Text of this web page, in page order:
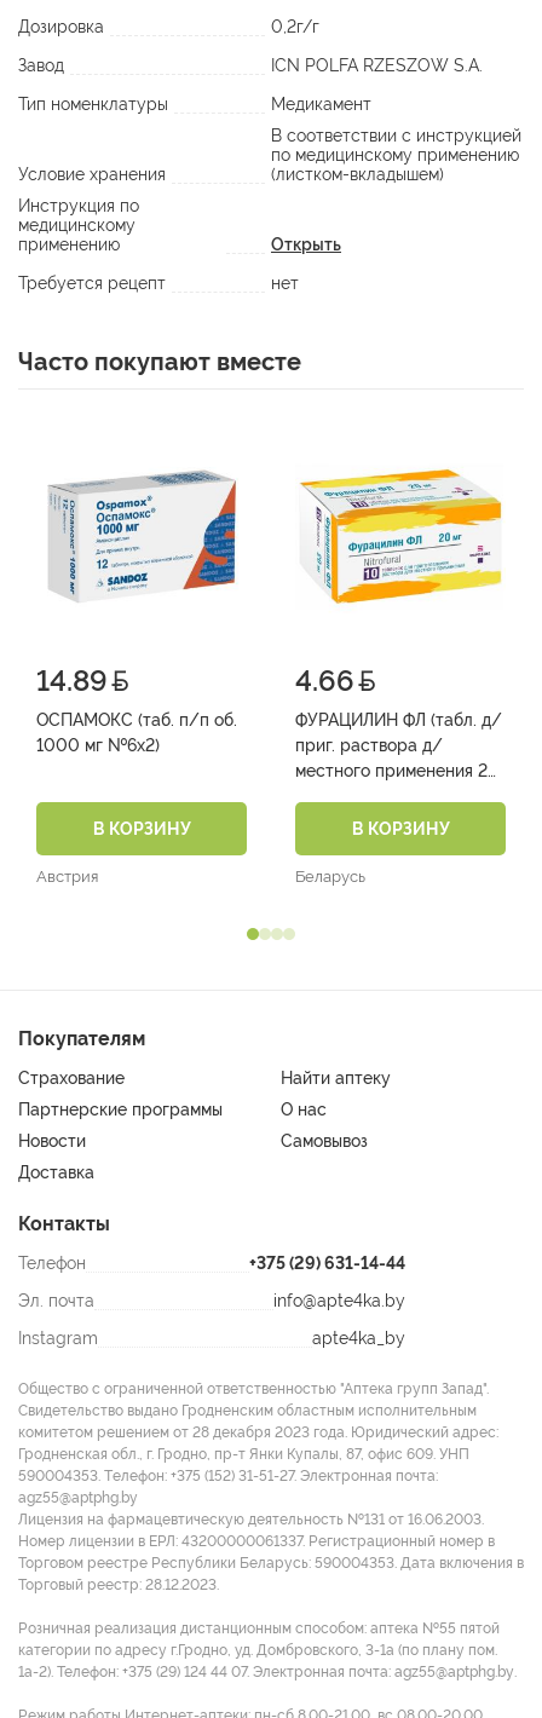
Дозировка
0,2г/г
Завод
ICN POLFA RZESZOW S.A.
Тип номенклатуры
Медикамент
Условие хранения
В соответствии с инструкцией
по медицинскому применению
(листком-вкладышем)
Инструкция по
медицинскому
применению
Открыть
Требуется рецепт
нет
Часто покупают вместе
14.89
ОСПАМОКС (таб. п/п об.
1000 мг №6х2)
В КОРЗИНУ
Австрия
4.66
ФУРАЦИЛИН ФЛ (табл. д/
приг. раствора д/
местного применения 20
В КОРЗИНУ
Беларусь
Покупателям
Страхование
Найти аптеку
Партнерские программы
О нас
Новости
Самовывоз
Доставка
Контакты
Телефон
+375 (29) 631-14-44
Эл. почта
info@apte4ka.by
Instagram
apte4ka_by
Общество с ограниченной ответственностью "Аптека групп Запад".
Свидетельство выдано Гродненским областным исполнительным
комитетом решением от 28 декабря 2023 года. Юридический адрес:
Гродненская обл., г. Гродно, пр-т Янки Купалы, 87, офис 609. УНП
590004353. Tелефон: +375 (152) 31-51-27. Электронная почта:
agz55@aptphg.by
Лицензия на фармацевтическую деятельность №131 от 16.06.2003.
Номер лицензии в ЕРЛ: 43200000061337. Регистрационный номер в
Торговом реестре Республики Беларусь: 590004353. Дата включения в
Торговый реестр: 28.12.2023.
Розничная реализация дистанционным способом: аптека №55 пятой
категории по адресу г.Гродно, уд. Домбровского, 3-1а (по плану пом.
1а-2). Телефон: +375 (29) 124 44 07. Электронная почта: agz55@aptphg.by.